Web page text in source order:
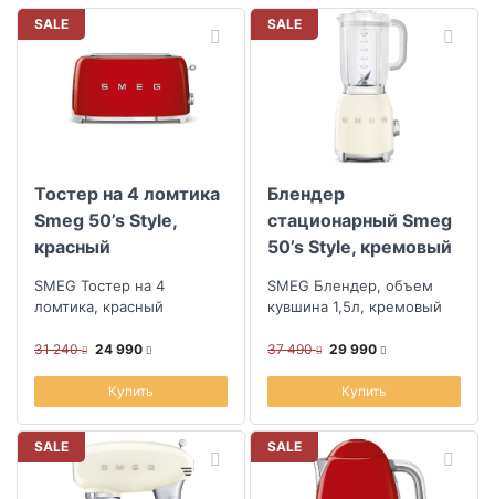
SALE
Тостер на 4 ломтика
Smeg 50’s Style,
красный
SMEG Тостер на 4
ломтика, красный
31 240 24 990
Купить
SALE
Блендер
стационарный Smeg
50’s Style, кремовый
SMEG Блендер, объем
кувшина 1,5л, кремовый
37 490 29 990
Купить
SALE SALE